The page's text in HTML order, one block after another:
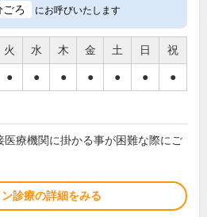
ごろ にお呼びいたします
火 水 木 金 土 日 祝
● ● ● ● ● ● ●
療機関に掛かる事が困難な際にご
診療の詳細をみる